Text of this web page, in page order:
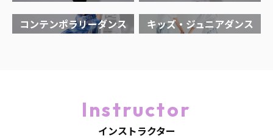
コンテンポラリーダンス キッズ・ジュニアダンス
Instructor
インストラクター